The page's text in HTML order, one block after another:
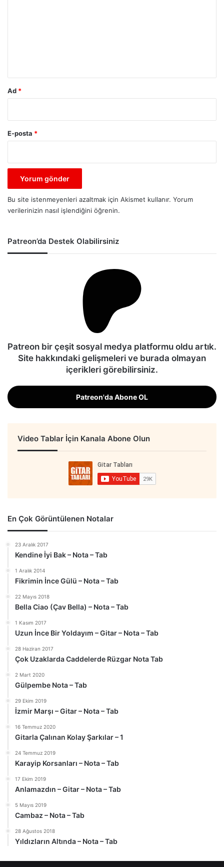
Ad *
E-posta *
Bu site istenmeyenleri azaltmak için Akismet kullanır. Yorum
verilerinizin nasıl işlendiğini öğrenin.
Patreon’da Destek Olabilirsiniz
Patreon bir çeşit sosyal medya platformu oldu artık.
Site hakkındaki gelişmeleri ve burada olmayan
içerikleri görebilirsiniz.
Patreon'da Abone OL
Video Tablar İçin Kanala Abone Olun
En Çok Görüntülenen Notalar
23 Aralık 2017
Kendine İyi Bak – Nota – Tab
1 Aralık 2014
Fikrimin İnce Gülü – Nota – Tab
22 Mayıs 2018
Bella Ciao (Çav Bella) – Nota – Tab
1 Kasım 2017
Uzun İnce Bir Yoldayım – Gitar – Nota – Tab
28 Haziran 2017
Çok Uzaklarda Caddelerde Rüzgar Nota Tab
2 Mart 2020
Gülpembe Nota – Tab
29 Ekim 2019
İzmir Marşı – Gitar – Nota – Tab
16 Temmuz 2020
Gitarla Çalınan Kolay Şarkılar – 1
24 Temmuz 2019
Karayip Korsanları – Nota – Tab
17 Ekim 2019
Anlamazdın – Gitar – Nota – Tab
5 Mayıs 2019
Cambaz – Nota – Tab
28 Ağustos 2018
Yıldızların Altında – Nota – Tab